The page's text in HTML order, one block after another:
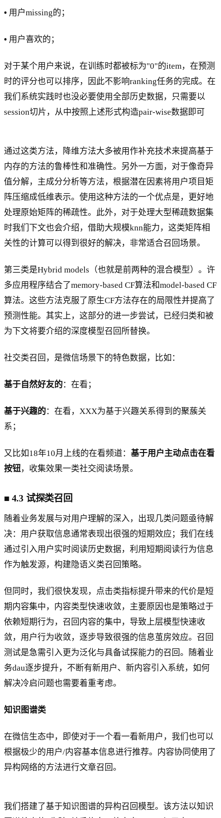
• 用户missing的；
• 用户喜欢的；
对于某个用户来说，在训练时都被标为"0"的item，在预测
时的评分也可以排序，因此不影响ranking任务的完成。在
我们系统实践时也没必要使用全部历史数据，只需要以
session切片，从中按照上述形式构造pair-wise数据即可
通过这类方法，降维方法大多被用作补充技术来提高基于
内存的方法的鲁棒性和准确性。另外一方面，对于像奇异
值分解，主成分分析等方法，根据潜在因素将用户项目矩
阵压缩成低维表示。使用这种方法的一个优点是，更好地
处理原始矩阵的稀疏性。此外，对于处理大型稀疏数据集
时我们下文也会介绍，借助大规模knn能力，这类矩阵相
关性的计算可以得到很好的解决，非常适合召回场景。
第三类是Hybrid models（也就是前两种的混合模型）。许
多应用程序结合了memory-based CF算法和model-based CF
算法。这些方法克服了原生CF方法存在的局限性并提高了
预测性能。其实上，这部分的进一步尝试，已经归类和被
为下文将要介绍的深度模型召回所替换。
社交类召回，是微信场景下的特色数据，比如：
基于自然好友的：在看；
基于兴趣的：在看，XXX为基于兴趣关系得到的聚蔟关
系；
又比如18年10月上线的在看频道： 基于用户主动点击在看
按钮，收集效果一类社交阅读场景。
■ 4.3 试探类召回
随着业务发展与对用户理解的深入，出现几类问题亟待解
决：用户获取信息通常表现出很强的短期效应；我们在线
通过引入用户实时阅读历史数据，利用短期阅读行为信息
作为触发源，构建隐语义类召回策略。
但同时，我们很快发现，点击类指标提升带来的代价是短
期内容集中，内容类型快速收敛，主要原因也是策略过于
依赖短期行为，召回内容的集中，导致上层模型快速收
敛，用户行为收敛，逐步导致很强的信息茧房效应。召回
测试是急需引入更为泛化与具备试探能力的召回。随着业
务dau逐步提升，不断有新用户、新内容引入系统，如何
解决冷启问题也需要着重考虑。
知识图谱类
在微信生态中，即使对于一个看一看新用户，我们也可以
根据极少的用户/内容基本信息进行推荐。内容协同使用了
异构网络的方法进行文章召回。
我们搭建了基于知识图谱的异构召回模型。该方法以知识